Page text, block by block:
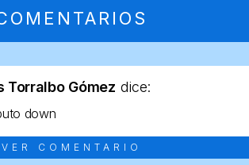
Torralbo Gómez dice:
down
VER COMENTARIO